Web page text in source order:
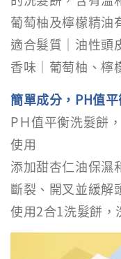
葡萄柚及檸檬精油
適合髮質｜油性頭
香味｜葡萄柚、檸
簡單成分，PH值
PＨ值平衡洗髮餅
使用
添加甜杏仁油保濕
斷裂、開叉並緩解
使用2合1洗髮餅，